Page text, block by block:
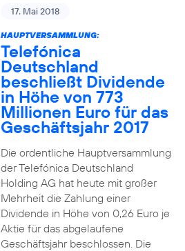
17. Mai 2018
HAUPTVERSAMMLUNG:
Telefónica
Deutschland
beschließt Dividende
in Höhe von 773
Millionen Euro für das
Geschäftsjahr 2017
Die ordentliche Hauptversammlung
der Telefónica Deutschland
Holding AG hat heute mit großer
Mehrheit die Zahlung einer
Dividende in Höhe von 0,26 Euro je
Aktie für das abgelaufene
Geschäftsjahr beschlossen. Die